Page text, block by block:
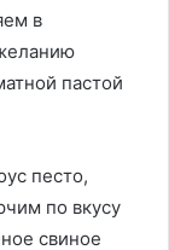
в
пастой
песто,
по вкусу
свиное